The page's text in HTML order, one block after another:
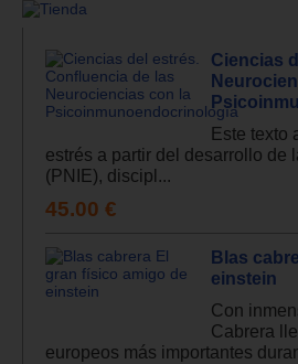
Ciencias
Este texto
estrés a partir del desarrollo
(PNIE), discipl...
45.00 €
Blas
einstein
Con
Cabrera
europeos más importantes